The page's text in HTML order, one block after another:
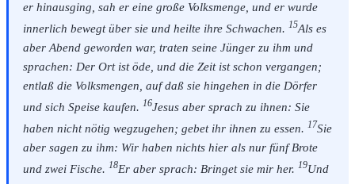
er hinausging, sah er eine große Volksmenge, und er wurde
innerlich bewegt über sie und heilte ihre Schwachen. 15Als es
aber Abend geworden war, traten seine Jünger zu ihm und
sprachen: Der Ort ist öde, und die Zeit ist schon vergangen;
entlaß die Volksmengen, auf daß sie hingehen in die Dörfer
und sich Speise kaufen. 16Jesus aber sprach zu ihnen: Sie
haben nicht nötig wegzugehen; gebet ihr ihnen zu essen. 17Sie
aber sagen zu ihm: Wir haben nichts hier als nur fünf Brote
und zwei Fische. 18Er aber sprach: Bringet sie mir her. 19Und